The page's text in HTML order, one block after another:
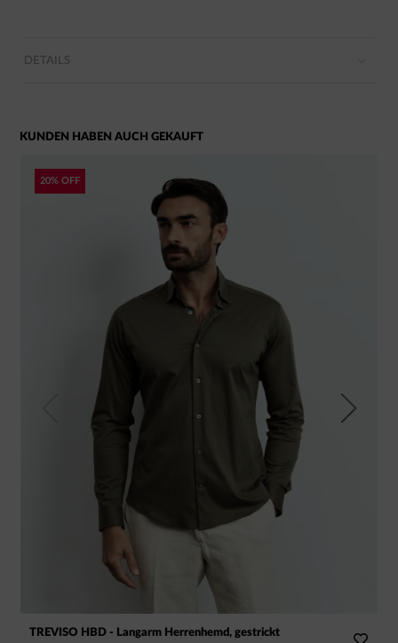
DETAILS
KUNDEN HABEN AUCH GEKAUFT
20% OFF
TREVISO HBD - Langarm Herrenhemd, gestrickt
Next